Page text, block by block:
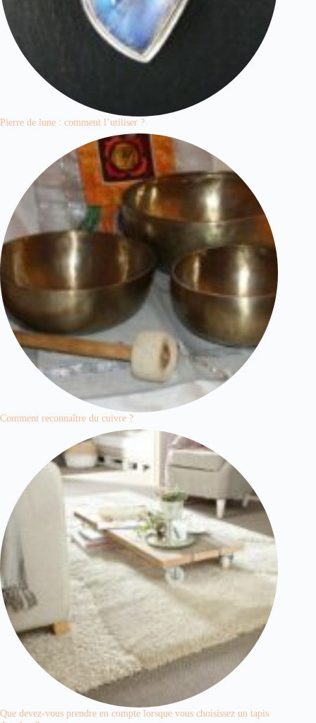
Pierre de lune : comment l’utiliser ?
Comment reconnaître du cuivre ?
Que devez-vous prendre en compte lorsque vous choisissez un tapis